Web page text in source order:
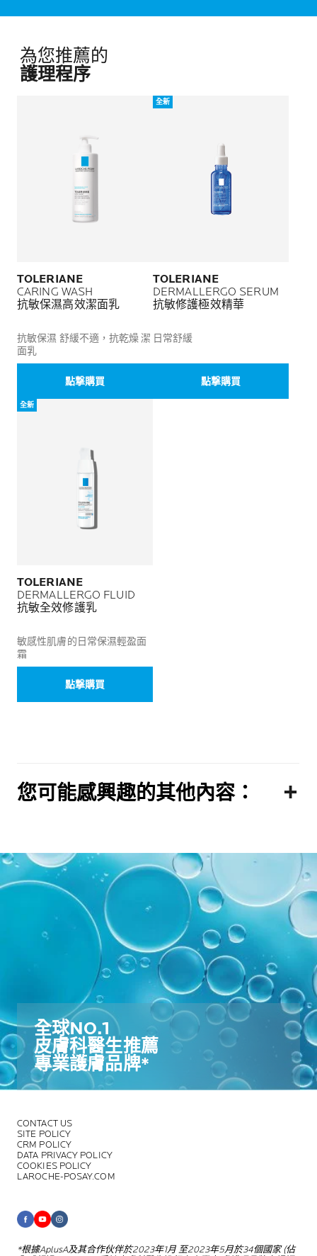
為您推薦的
護理程序
TOLERIANE
CARING WASH
抗敏保濕高效潔面乳
抗敏保濕 舒緩不適，抗乾燥 潔
面乳
點撃購買
全新
TOLERIANE
DERMALLERGO SERUM
抗敏修護極效精華
日常舒緩
點撃購買
全新
TOLERIANE
DERMALLERGO FLUID
抗敏全效修護乳
敏感性肌膚的日常保濕輕盈面
霜
點撃購買
您可能感興趣的其他內容：
全球NO.1​
皮膚科醫生推薦​
專業護膚品牌*​
CONTACT US
SITE POLICY
CRM POLICY
DATA PRIVACY POLICY
COOKIES POLICY
LAROCHE-POSAY.COM
*根據AplusA及其合作伙伴於2023年1月至2023年5月於34個國家 (佔